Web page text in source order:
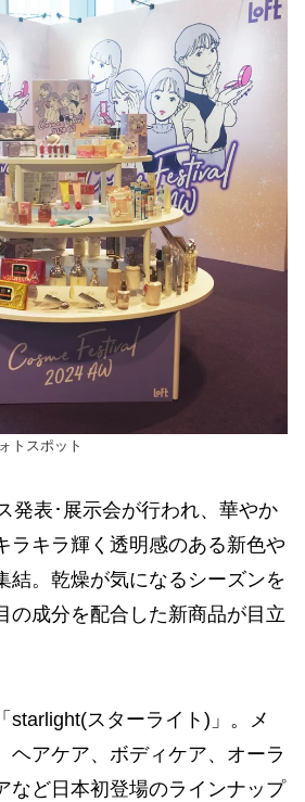
トスポット
発表･展示会が行われ、華やか
ラキラ輝く透明感のある新色や
結。乾燥が気になるシーズンを
の成分を配合した新商品が目立
スターライト)」。メ
ヘアケア、ボディケア、オーラ
など日本初登場のラインナップ